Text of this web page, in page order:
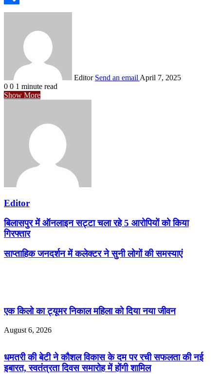
Share
Editor Send an email April 7, 2025
0 0 1 minute read
Show More
Editor
बिलासपुर में ऑनलाइन सट्टा चला रहे 5 आरोपियों को किया
गिरफ्तार
साप्ताहिक जनदर्शन में कलेक्टर ने सुनी लोगों की समस्याएं
एक किलो का ट्यूमर निकाल महिला को दिया नया जीवन
August 6, 2026
धमतरी की बेटी ने कौशल विकास के दम पर रची सफलता की नई
इबारत, स्वतंत्रता दिवस समारोह में होंगी शामिल